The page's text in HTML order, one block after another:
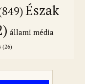
Észak
állami média
(26)